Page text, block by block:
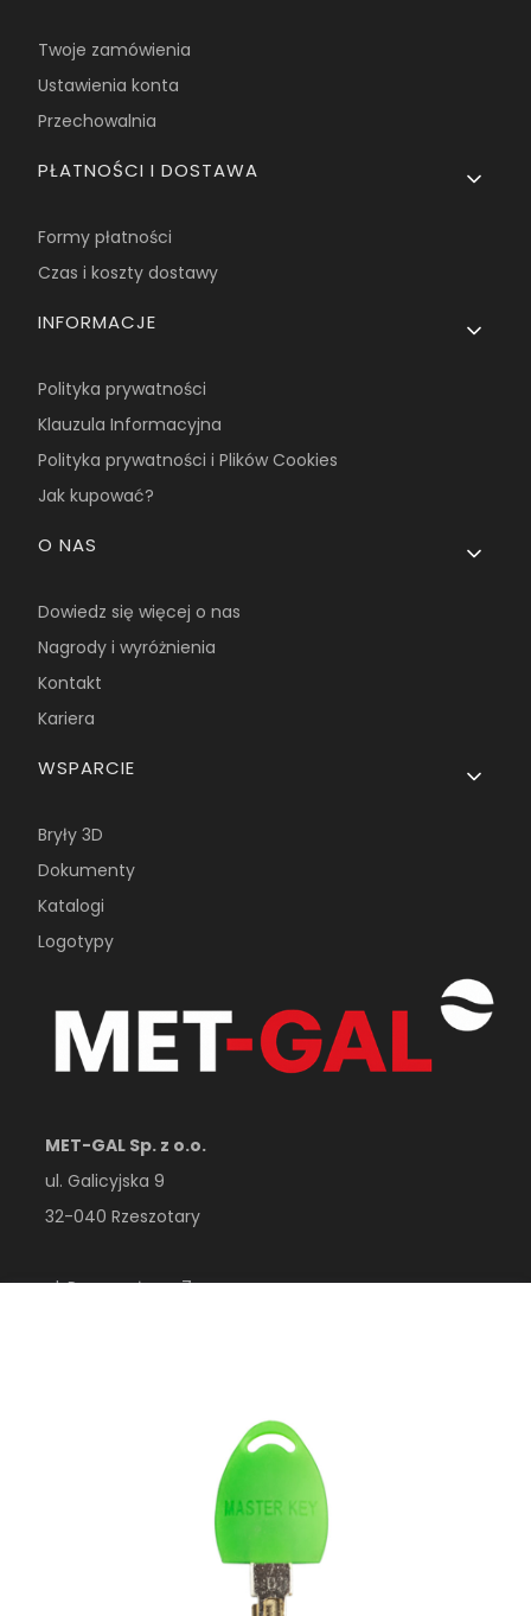
Twoje zamówienia
Ustawienia konta
Przechowalnia
PŁATNOŚCI I DOSTAWA
Formy płatności
Czas i koszty dostawy
INFORMACJE
Polityka prywatności
Klauzula Informacyjna
Polityka prywatności i Plików Cookies
Jak kupować?
O NAS
Dowiedz się więcej o nas
Nagrody i wyróżnienia
Kontakt
Kariera
WSPARCIE
Bryły 3D
Dokumenty
Katalogi
Logotypy
MET-GAL Sp. z o.o.
ul. Galicyjska 9
32-040 Rzeszotary
ul. Przemysłowa 7
esklep@metgal.com.pl